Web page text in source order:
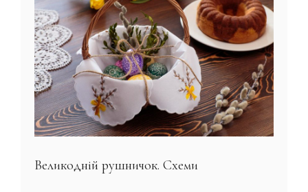
Великодній рушничок. Схеми